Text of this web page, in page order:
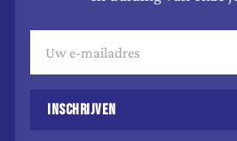
INSCHRIJVEN